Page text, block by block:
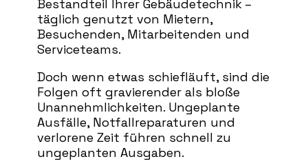
Bestandteil Ihrer Gebäudetechnik –
täglich genutzt von Mietern,
Besuchenden, Mitarbeitenden und
Serviceteams.
Doch wenn etwas schiefläuft, sind die
Folgen oft gravierender als bloße
Unannehmlichkeiten. Ungeplante
Ausfälle, Notfallreparaturen und
verlorene Zeit führen schnell zu
ungeplanten Ausgaben.